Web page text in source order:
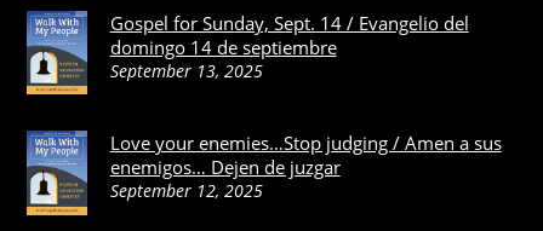
Gospel for Sunday, Sept. 14 / Evangelio del
domingo 14 de septiembre
September 13, 2025
Love your enemies…Stop judging / Amen a sus
enemigos… Dejen de juzgar
September 12, 2025